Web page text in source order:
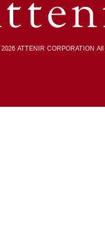
2026ATTENIR CORPORATION